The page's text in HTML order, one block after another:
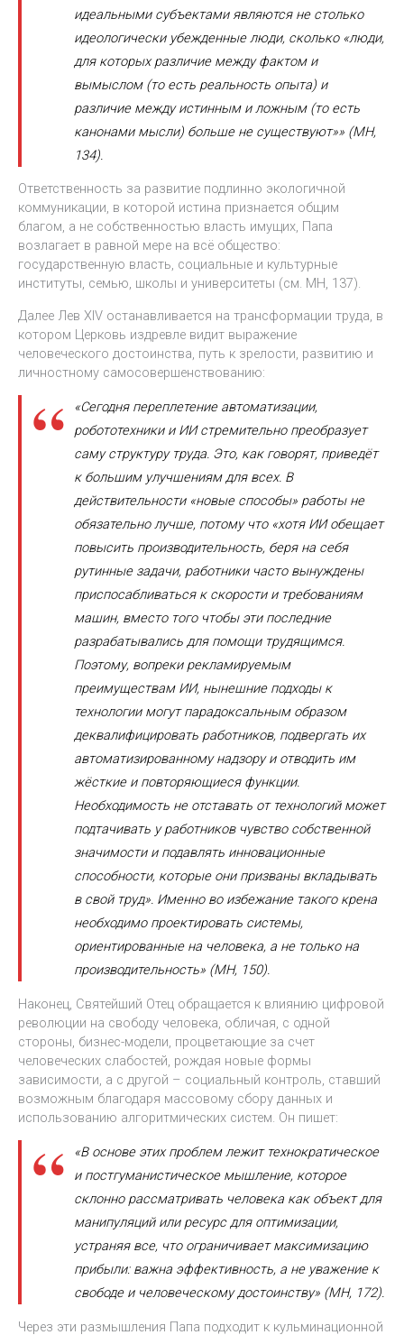
идеальными субъектами являются не столько
идеологически убежденные люди, сколько «люди,
для которых различие между фактом и
вымыслом (то есть реальность опыта) и
различие между истинным и ложным (то есть
канонами мысли) больше не существуют»» (MH,
134).
Ответственность за развитие подлинно экологичной
коммуникации, в которой истина признается общим
благом, а не собственностью власть имущих, Папа
возлагает в равной мере на всё общество:
государственную власть, социальные и культурные
институты, семью, школы и университеты (см. MH, 137).
Далее Лев XIV останавливается на трансформации труда, в
котором Церковь издревле видит выражение
человеческого достоинства, путь к зрелости, развитию и
личностному самосовершенствованию:
«Сегодня переплетение автоматизации,
робототехники и ИИ стремительно преобразует
саму структуру труда. Это, как говорят, приведёт
к большим улучшениям для всех. В
действительности «новые способы» работы не
обязательно лучше, потому что «хотя ИИ обещает
повысить производительность, беря на себя
рутинные задачи, работники часто вынуждены
приспосабливаться к скорости и требованиям
машин, вместо того чтобы эти последние
разрабатывались для помощи трудящимся.
Поэтому, вопреки рекламируемым
преимуществам ИИ, нынешние подходы к
технологии могут парадоксальным образом
деквалифицировать работников, подвергать их
автоматизированному надзору и отводить им
жёсткие и повторяющиеся функции.
Необходимость не отставать от технологий может
подтачивать у работников чувство собственной
значимости и подавлять инновационные
способности, которые они призваны вкладывать
в свой труд». Именно во избежание такого крена
необходимо проектировать системы,
ориентированные на человека, а не только на
производительность» (MH, 150).
Наконец, Святейший Отец обращается к влиянию цифровой
революции на свободу человека, обличая, с одной
стороны, бизнес-модели, процветающие за счет
человеческих слабостей, рождая новые формы
зависимости, а с другой – социальный контроль, ставший
возможным благодаря массовому сбору данных и
использованию алгоритмических систем. Он пишет:
«В основе этих проблем лежит технократическое
и постгуманистическое мышление, которое
склонно рассматривать человека как объект для
манипуляций или ресурс для оптимизации,
устраняя все, что ограничивает максимизацию
прибыли: важна эффективность, а не уважение к
свободе и человеческому достоинству» (MH, 172).
Через эти размышления Папа подходит к кульминационной